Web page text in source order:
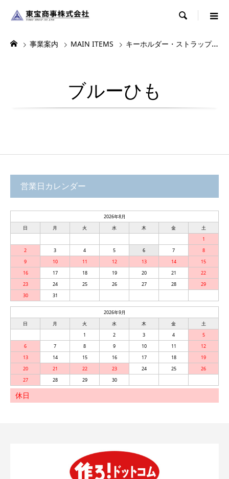

事業案内 MAIN ITEMS キーホルダー・ストラップ・根付
ブルーひも
営業日カレンダー
2026年8月
日
月 火 水 木 金
土
1
2
3 4 5 6 7
8
9
10 11 12 13 14
15
16
17 18 19 20 21
22
23
24 25 26 27 28
29
30
31
2026年9月
日
月 火 水 木 金
土
1
2 3 4
5
6
7 8 9 10 11
12
13
14 15 16 17 18
19
20
21 22 23 24 25
26
27
28 29 30
休日